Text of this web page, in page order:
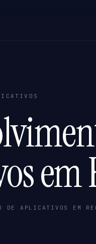
em
DE APLICATIVOS EM